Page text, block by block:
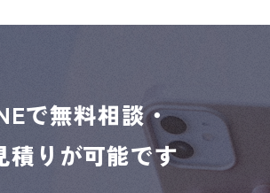
で無料相談・
積りが可能です